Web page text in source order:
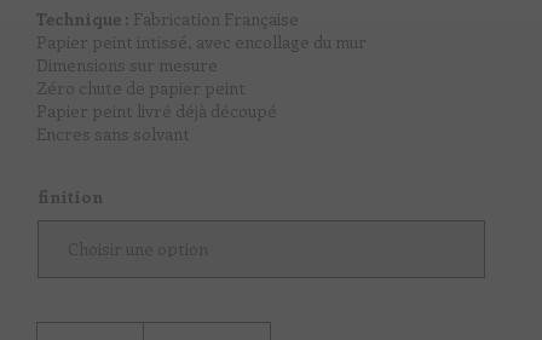
Technique : Fabrication Française
Papier peint intissé, avec encollage du mur
Dimensions sur mesure
Zéro chute de papier peint
Papier peint livré déjà découpé
Encres sans solvant
finition